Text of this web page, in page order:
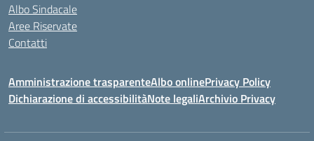
Albo Sindacale
Aree Riservate
Contatti
Amministrazione trasparenteAlbo onlinePrivacy Policy
Dichiarazione di accessibilitàNote legaliArchivio Privacy